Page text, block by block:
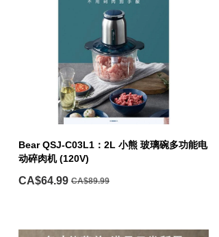
Bear QSJ-C03L1：2L 小熊 玻璃碗多功能电
动碎肉机 (120V)
CA$64.99 CA$89.99